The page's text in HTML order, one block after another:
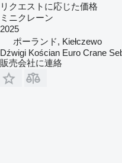
リクエストに応じた価格
ミニクレーン
2025
ポーランド, Kiełczewo
Dźwigi Kościan Euro Crane
販売会社に連絡